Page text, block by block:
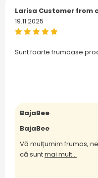
Larisa Customer from
19.11.2025
Sunt foarte frumoase
BajaBee
BajaBee
Vă mulțumim frumos,
că suntmai mult...